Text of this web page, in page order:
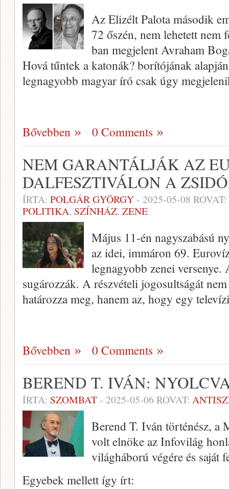
Az Elizélt Palota második
72 őszén, nem lehetett
ban megjelent Avraham
Hová tűntek a katonák? borítójának
legnagyobb magyar író csak úgy
Bővebben 0 Comments
NEM GARANTÁLJÁK AZ
DALFESZTIVÁLON A
ÍRTA: POLGÁR GYÖRGY- 2025-05-08 ROVAT:
POLITIKA, SZÍNHÁZ, ZENE
Május 11-én nagyszabású
az idei, immáron 69.
legnagyobb zenei
sugározzák. A részvételi jogosultságát
határozza meg, hanem az, hogy egy
Bővebben 0 Comments
BEREND T. IVÁN:
ÍRTA: SZOMBAT- 2025-05-06 ROVAT:
Berend T. Iván történész, a
volt elnöke az Infovilág
világháború végére és saját
Egyebek mellett így írt: